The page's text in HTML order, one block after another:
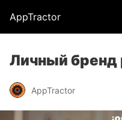
AppTractor
Личный бренд
AppTractor